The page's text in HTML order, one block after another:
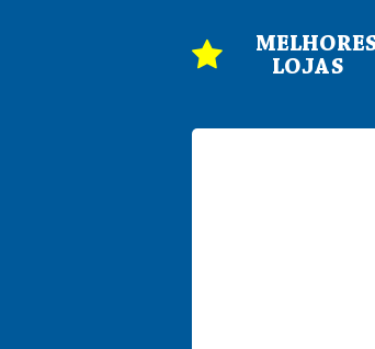
LOJAS